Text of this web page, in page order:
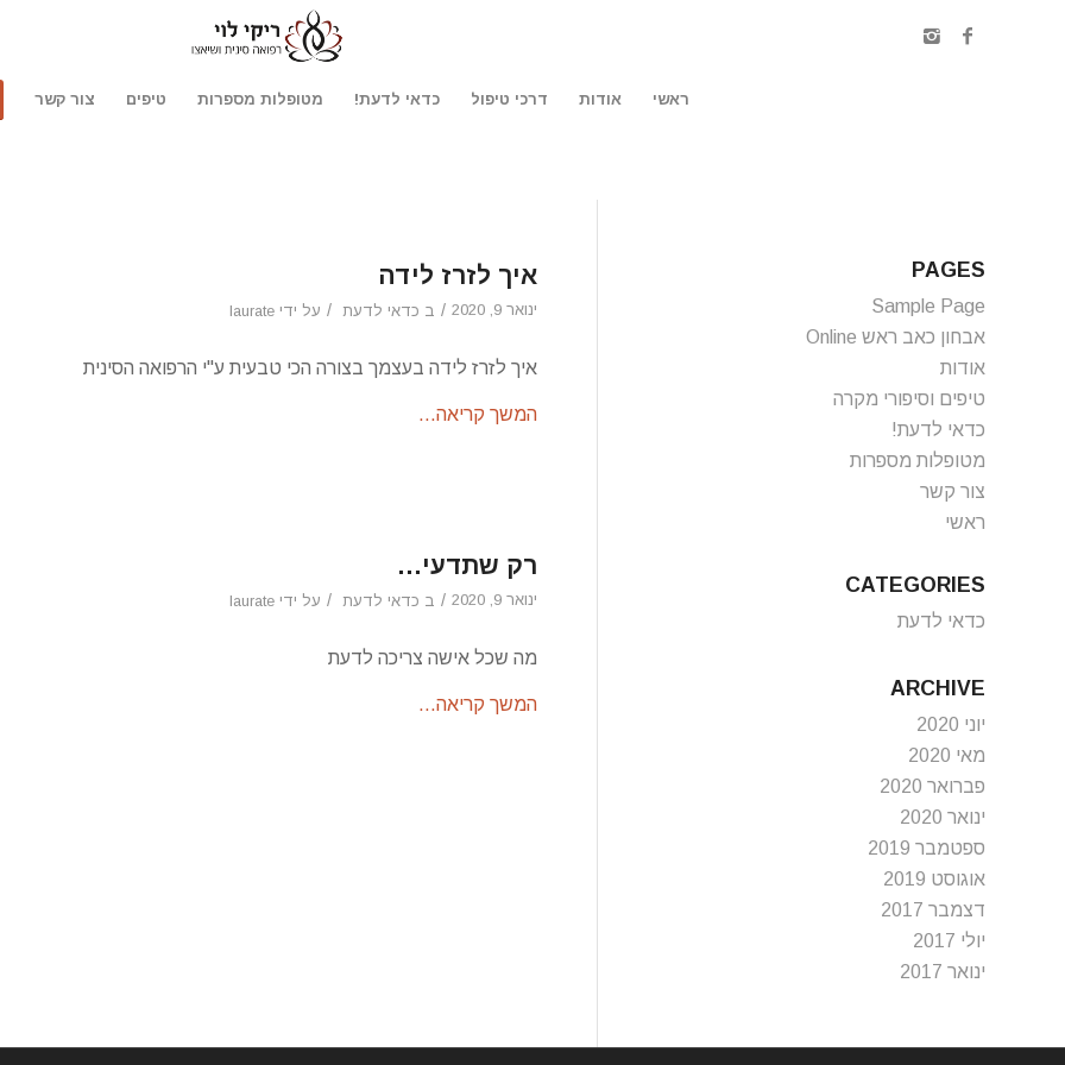
ראשי אודות דרכי טיפול כדאי לדעת! מטופלות מספרות טיפים צור קשר
איך לזרז לידה
ינואר 9, 2020 / ב כדאי לדעת / על ידי laurate
איך לזרז לידה בעצמך בצורה הכי טבעית ע"י הרפואה הסינית
המשך קריאה…
רק שתדעי…
ינואר 9, 2020 / ב כדאי לדעת / על ידי laurate
מה שכל אישה צריכה לדעת
המשך קריאה…
PAGES
Sample Page
אבחון כאב ראש Online
אודות
טיפים וסיפורי מקרה
כדאי לדעת!
מטופלות מספרות
צור קשר
ראשי
CATEGORIES
כדאי לדעת
ARCHIVE
יוני 2020
מאי 2020
פברואר 2020
ינואר 2020
ספטמבר 2019
אוגוסט 2019
דצמבר 2017
יולי 2017
ינואר 2017